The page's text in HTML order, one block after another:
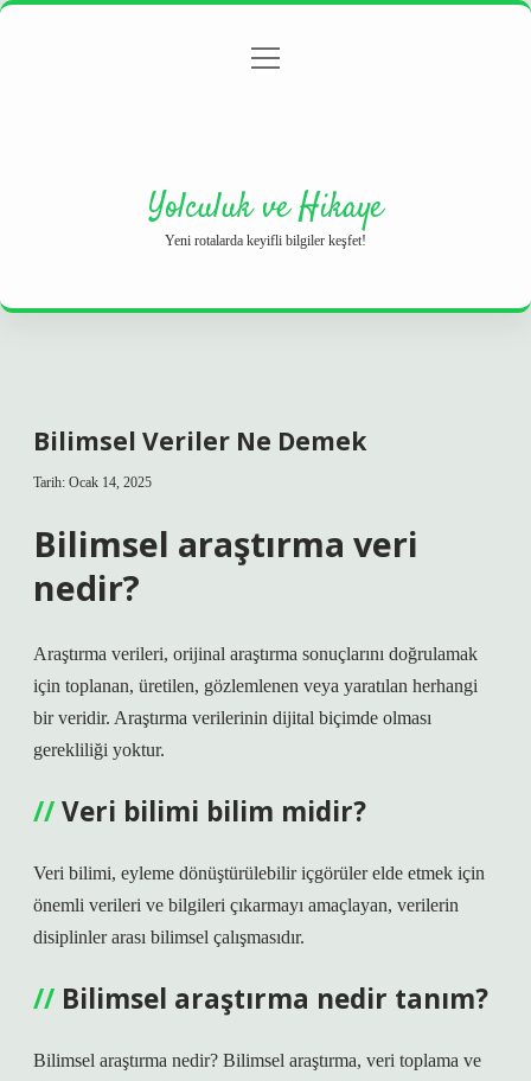
Gizlilik Politikası
menüyü
Yolculuk ve Hikaye
Yeni rotalarda keyifli bilgiler keşfet!
Bilimsel Veriler Ne Demek
Tarih: Ocak 14, 2025
Bilimsel araştırma veri
nedir?
Araştırma verileri, orijinal araştırma sonuçlarını doğrulamak
için toplanan, üretilen, gözlemlenen veya yaratılan herhangi
bir veridir. Araştırma verilerinin dijital biçimde olması
gerekliliği yoktur.
Veri bilimi bilim midir?
Veri bilimi, eyleme dönüştürülebilir içgörüler elde etmek için
önemli verileri ve bilgileri çıkarmayı amaçlayan, verilerin
disiplinler arası bilimsel çalışmasıdır.
Bilimsel araştırma nedir tanım?
Bilimsel araştırma nedir? Bilimsel araştırma, veri toplama ve